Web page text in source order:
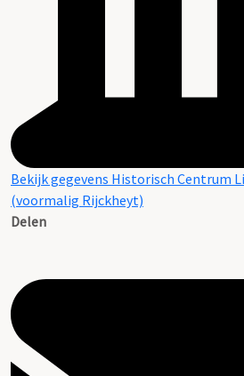
Bekijk gegevens Historisch Centrum
(voormalig Rijckheyt)
Delen